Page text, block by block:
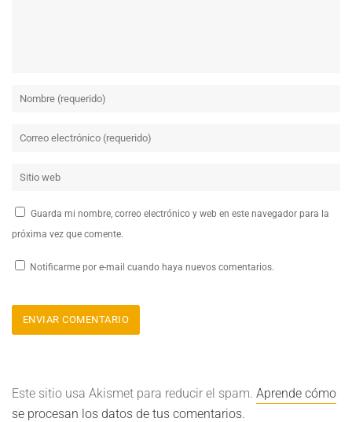
Guarda mi nombre, correo electrónico y web en este navegador para la
próxima vez que comente.
Notificarme por e-mail cuando haya nuevos comentarios.
Este sitio usa Akismet para reducir el spam. Aprende cómo
se procesan los datos de tus comentarios.